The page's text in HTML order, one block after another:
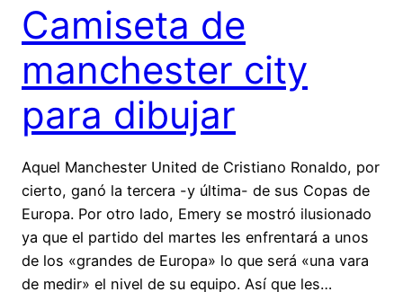
Camiseta de
manchester city
para dibujar
Aquel Manchester United de Cristiano Ronaldo, por
cierto, ganó la tercera -y última- de sus Copas de
Europa. Por otro lado, Emery se mostró ilusionado
ya que el partido del martes les enfrentará a unos
de los «grandes de Europa» lo que será «una vara
de medir» el nivel de su equipo. Así que les…